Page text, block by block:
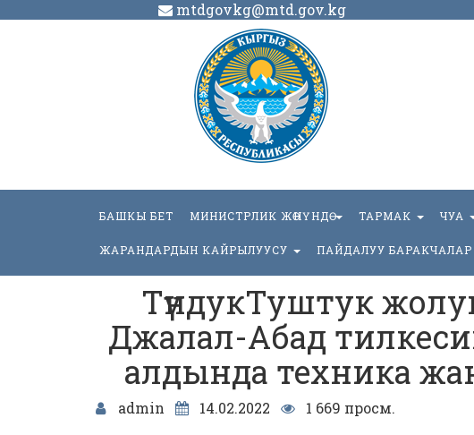
mtdgovkg@mtd.gov.kg
БАШКЫ БЕТ МИНИСТРЛИК ЖӨНҮНДӨ ТАРМАК ЧУА
ЖАРАНДАРДЫН КАЙРЫЛУУСУ ПАЙДАЛУУ БАРАКЧАЛАР
ТүндукТуштук
Джалал-Абад
алдында техника
admin 14.02.2022
1 669 просм.